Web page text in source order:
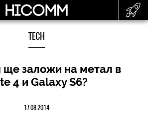
TECH
ще заложи на метал в
4 и Galaxy S6?
17.08.2014